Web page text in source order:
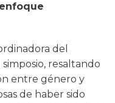
del
resaltando
entre género y
de haber sido